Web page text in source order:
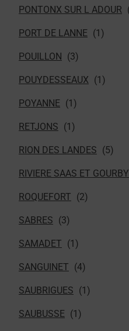
PONTONX SUR L ADOUR
PORT DE LANNE
POUILLON
POUYDESSEAUX
POYANNE
RETJONS
RION DES LANDES
RIVIERE SAAS ET GOURBY
ROQUEFORT
SABRES
SAMADET
SANGUINET
SAUBRIGUES
SAUBUSSE